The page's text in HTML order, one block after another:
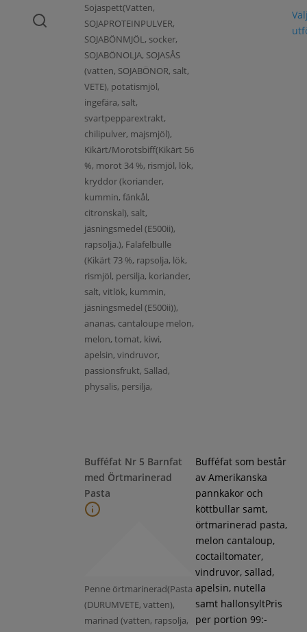
Sojaspett(Vatten,
SOJAPROTEINPULVER,
SOJABÖNMJÖL, socker,
SOJABÖNOLJA, SOJASÅS
(vatten, SOJABÖNOR, salt,
VETE), potatismjöl,
ingefära, salt,
svartpepparextrakt,
chilipulver, majsmjöl),
Kikärt/Morotsbiff(Kikärt 56
%, morot 34 %, rismjöl, lök,
kryddor (koriander,
kummin, fänkål,
citronskal), salt,
jäsningsmedel (E500ii),
rapsolja.), Falafelbulle
(Kikärt 73 %, rapsolja, lök,
rismjöl, persilja, koriander,
salt, vitlök, kummin,
jäsningsmedel (E500ii)),
ananas, cantaloupe melon,
melon, tomat, kiwi,
apelsin, vindruvor,
passionsfrukt, Sallad,
physalis, persilja,
Bufféfat Nr 5 Barnfat
med Örtmarinerad
Pasta
Penne örtmarinerad(Pasta
(DURUMVETE, vatten),
marinad (vatten, rapsolja,
Bufféfat som består
av Amerikanska
pannkakor och
köttbullar samt,
örtmarinerad pasta,
melon cantaloup,
coctailtomater,
vindruvor, sallad,
apelsin, nutella
samt hallonsyltPris
per portion 99:-